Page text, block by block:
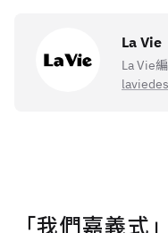
La Vie
La Vie
「我們嘉義